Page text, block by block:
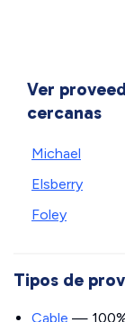
Ver
cercanas
Michael
Elsberry
Foley
Tipos de
Cable —